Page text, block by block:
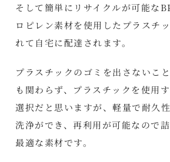
そして簡単にリサイクルが可能な
ロピレン素材を使用したプラスチ
れて自宅に配達されます。
プラスチックのゴミを出さないこ
も関わらず、プラスチックを使用
選択だと思いますが、軽量で耐久
洗浄ができ、再利用が可能なので
最適な素材です。